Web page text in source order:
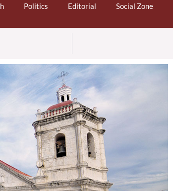
Politics Editorial Social Zone